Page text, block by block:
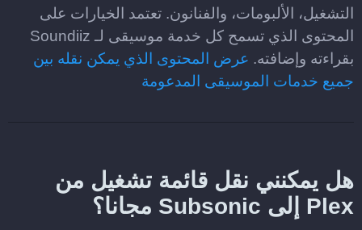
التشغيل، الألبومات، والفنانون. تعتمد الخيارات على
المحتوى الذي تسمح كل خدمة موسيقى لـ Soundiiz
بقراءته وإضافته. عرض المحتوى الذي يمكن نقله بين
جميع خدمات الموسيقى المدعومة
هل يمكنني نقل قائمة تشغيل من
Plex إلى Subsonic مجانا؟